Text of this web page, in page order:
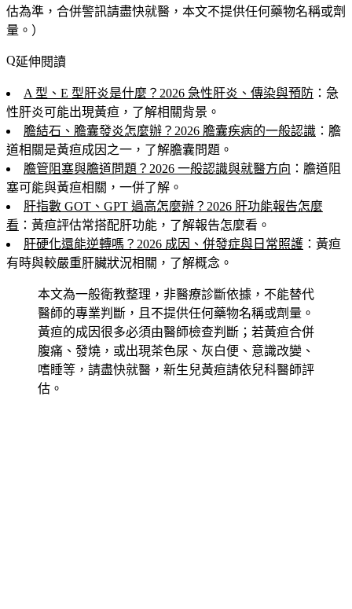
估為準，合併警訊請盡快就醫，本文不提供任何藥物名稱或劑
量。）
延伸閱讀
A 型、E 型肝炎是什麼？2026 急性肝炎、傳染與預防 ：急
性肝炎可能出現黃疸，了解相關背景。
膽結石、膽囊發炎怎麼辦？2026 膽囊疾病的一般認識 ：膽
道相關是黃疸成因之一，了解膽囊問題。
膽管阻塞與膽道問題？2026 一般認識與就醫方向 ：膽道阻
塞可能與黃疸相關，一併了解。
肝指數 GOT、GPT 過高怎麼辦？2026 肝功能報告怎麼
看 ：黃疸評估常搭配肝功能，了解報告怎麼看。
肝硬化還能逆轉嗎？2026 成因、併發症與日常照護 ：黃疸
有時與較嚴重肝臟狀況相關，了解概念。
本文為一般衛教整理，非醫療診斷依據，不能替代
醫師的專業判斷，且不提供任何藥物名稱或劑量。
黃疸的成因很多必須由醫師檢查判斷；若黃疸合併
腹痛、發燒，或出現茶色尿、灰白便、意識改變、
嗜睡等，請盡快就醫，新生兒黃疸請依兒科醫師評
估。